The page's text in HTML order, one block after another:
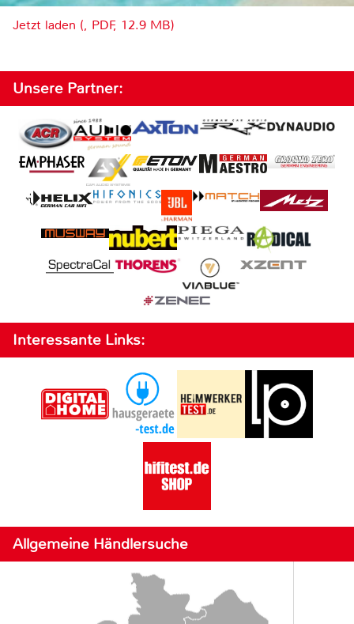
Jetzt laden (, PDF, 12.9 MB)
Unsere Partner:
Interessante Links:
Allgemeine Händlersuche